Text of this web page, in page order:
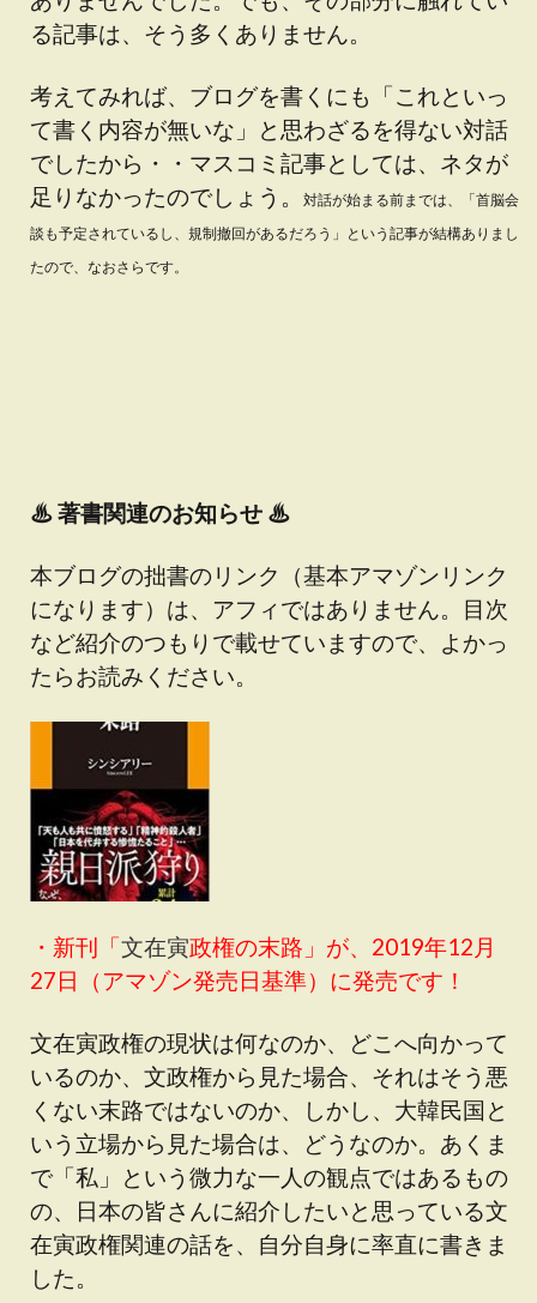
る記事は、そう多くありません。
考えてみれば、ブログを書くにも「これといっ
て書く内容が無いな」と思わざるを得ない対話
でしたから・・マスコミ記事としては、ネタが
足りなかったのでしょう。
対話が始まる前までは、「首脳会
談も予定されているし、規制撤回があるだろう」という記事が結構ありまし
たので、なおさらです。
♨著書関連のお知らせ ♨
本ブログの拙書のリンク（基本アマゾンリンク
になります）は、アフィではありません。目次
など紹介のつもりで載せていますので、よかっ
たらお読みください。
・新刊「文在寅政権の末路 」が、2019年12月
27日（アマゾン発売日基準）に発売です！
文在寅政権の現状は何なのか、どこへ向かって
いるのか、文政権から見た場合、それはそう悪
くない末路ではないのか、しかし、大韓民国と
いう立場から見た場合は、どうなのか。あくま
で「私」という微力な一人の観点ではあるもの
の、日本の皆さんに紹介したいと思っている文
在寅政権関連の話を、自分自身に率直に書きま
した。